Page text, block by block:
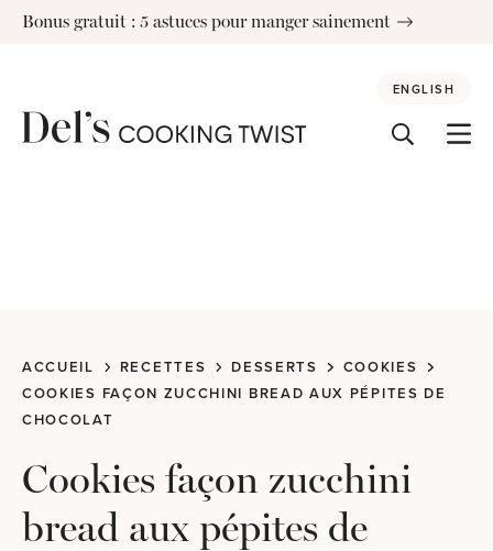
SkipBonus gratuit : 5 astuces pour manger sainement
ENGLISH
ACCUEIL RECETTES DESSERTS
COOKIES
COOKIES FAÇON ZUCCHINI BREAD AUX PÉPITES DE
CHOCOLAT
Cookies façon zucchini
bread aux pépites de